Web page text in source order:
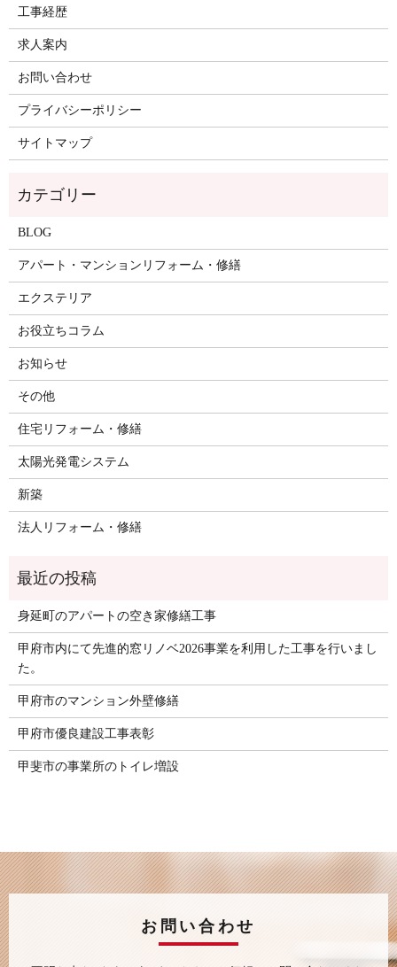
工事経歴
求人案内
お問い合わせ
プライバシーポリシー
サイトマップ
BLOG
アパート・マンションリフォーム・修繕
エクステリア
お役立ちコラム
お知らせ
その他
住宅リフォーム・修繕
太陽光発電システム
新築
法人リフォーム・修繕
身延町のアパートの空き家修繕工事
甲府市内にて先進的窓リノベ2026事業を利用した工事を行いまし
た。
甲府市のマンション外壁修繕
甲府市優良建設工事表彰
甲斐市の事業所のトイレ増設
お問い合わせ